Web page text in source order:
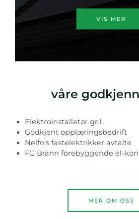
VIS MER
våre
Elektroinstallatør gr.L
Godkjent opplæringsbedrift
Nelfo’s fastelektrikker avtalte
FG Brann forebyggende el-
MER OM OSS